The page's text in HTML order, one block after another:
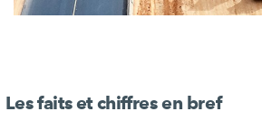
Les faits et chiffres en bref